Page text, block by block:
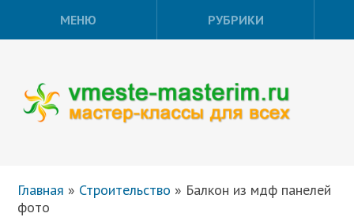
МЕНЮ РУБРИКИ
Главная » Строительство » Балкон из мдф панелей
фото